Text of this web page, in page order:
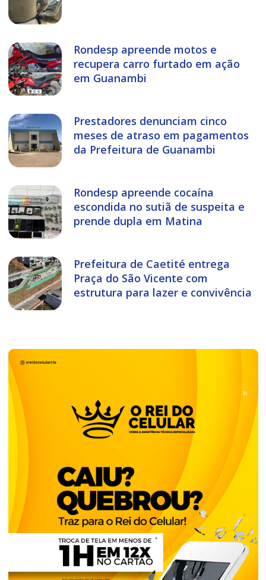
Rondesp apreende motos e
recupera carro furtado em ação
em Guanambi
Prestadores denunciam cinco
meses de atraso em pagamentos
da Prefeitura de Guanambi
Rondesp apreende cocaína
escondida no sutiã de suspeita e
prende dupla em Matina
Prefeitura de Caetité entrega
Praça do São Vicente com
estrutura para lazer e convivência